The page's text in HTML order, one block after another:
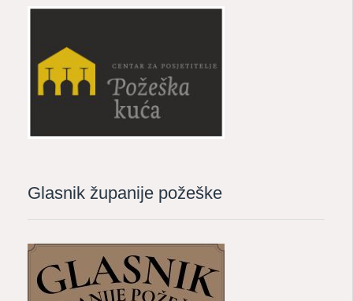
Glasnik županije požeške